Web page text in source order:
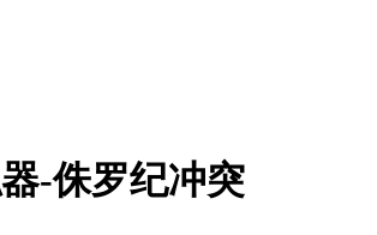
-侏罗纪冲突